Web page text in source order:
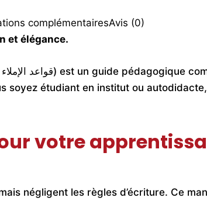
complémentairesAvis (0)
et élégance.
soyez étudiant en institut ou
votre
négligent les règles d’écriture. Ce